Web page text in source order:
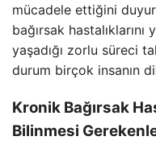
mücadele ettiğini
bağırsak
yaşadığı zorlu süreci
durum birçok insanın
Kronik Bağırsak
Bilinmesi